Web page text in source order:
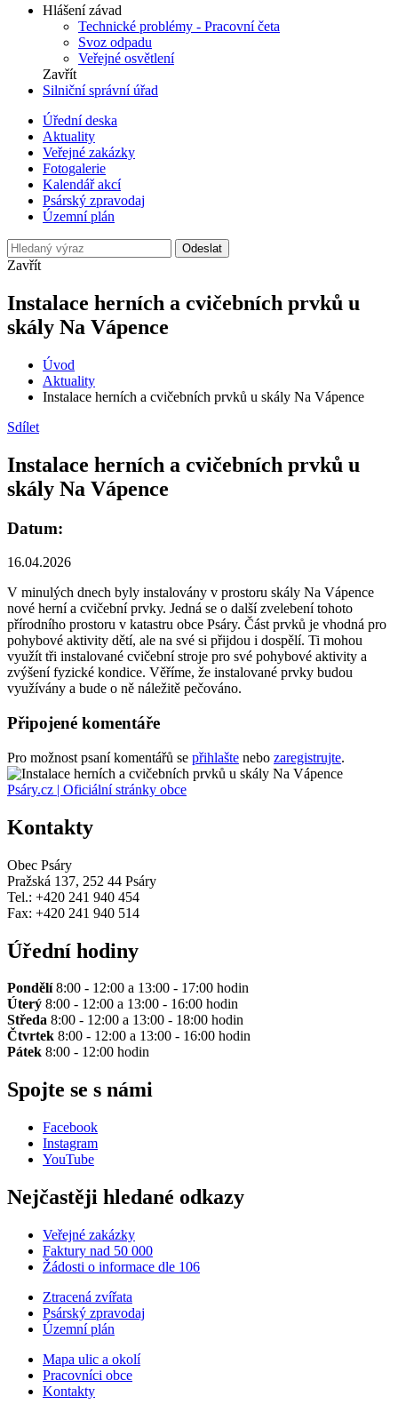
Hlášení závad
Technické problémy - Pracovní četa
Svoz odpadu
Veřejné osvětlení
Zavřít
Silniční správní úřad
Úřední deska
Aktuality
Veřejné zakázky
Fotogalerie
Kalendář akcí
Psárský zpravodaj
Územní plán
Odeslat
Zavřít
Instalace herních a cvičebních prvků u
skály Na Vápence
Úvod
Aktuality
Instalace herních a cvičebních prvků u skály Na Vápence
Sdílet
Instalace herních a cvičebních prvků u
skály Na Vápence
Datum:
16.04.2026
V minulých dnech byly instalovány v prostoru skály Na Vápence
nové herní a cvičební prvky. Jedná se o další zvelebení tohoto
přírodního prostoru v katastru obce Psáry. Část prvků je vhodná pro
pohybové aktivity dětí, ale na své si přijdou i dospělí. Ti mohou
využít tři instalované cvičební stroje pro své pohybové aktivity a
zvýšení fyzické kondice. Věříme, že instalované prvky budou
využívány a bude o ně náležitě pečováno.
Připojené komentáře
Pro možnost psaní komentářů se přihlašte nebo zaregistrujte.
Psáry.cz | Oficiální stránky obce
Kontakty
Obec Psáry
Pražská 137, 252 44 Psáry
Tel.: +420 241 940 454
Fax: +420 241 940 514
Úřední hodiny
Pondělí8:00 - 12:00 a 13:00 - 17:00 hodin
Úterý 8:00 - 12:00 a 13:00 - 16:00 hodin
Středa 8:00 - 12:00 a 13:00 - 18:00 hodin
Čtvrtek 8:00 - 12:00 a 13:00 - 16:00 hodin
Pátek 8:00 - 12:00 hodin
Spojte se s námi
Facebook
Instagram
YouTube
Nejčastěji hledané odkazy
Veřejné zakázky
Faktury nad 50 000
Žádosti o informace dle 106
Ztracená zvířata
Psárský zpravodaj
Územní plán
Mapa ulic a okolí
Pracovníci obce
Kontakty